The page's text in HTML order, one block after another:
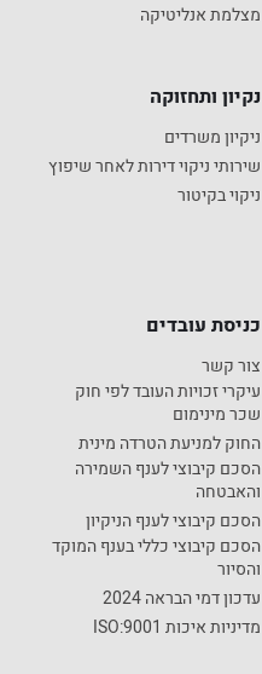
מצלמת אנליטיקה
נקיון ותחזוקה
ניקיון משרדים
שירותי ניקוי דירות לאחר שיפוץ
ניקוי בקיטור
כניסת עובדים
צור קשר
עיקרי זכויות העובד לפי חוק
שכר מינימום
החוק למניעת הטרדה מינית
הסכם קיבוצי לענף השמירה
והאבטחה
הסכם קיבוצי לענף הניקיון
הסכם קיבוצי כללי בענף המוקד
והסיור
עדכון דמי הבראה 2024
מדיניות איכות ISO:9001